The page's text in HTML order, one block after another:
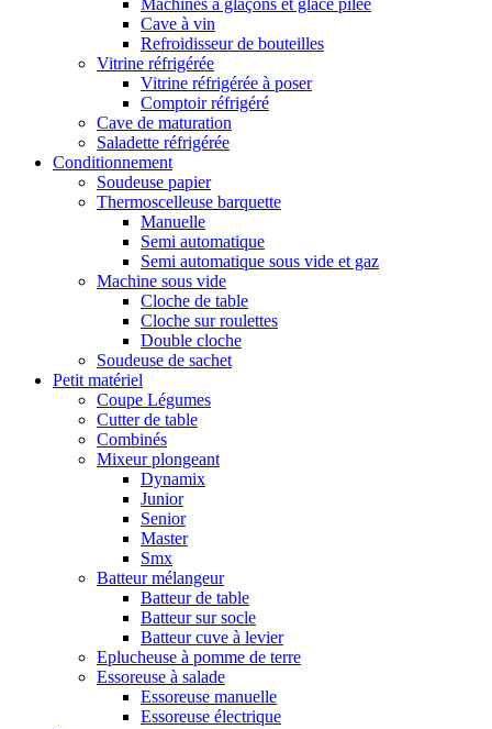
Machines à glaçons et glace pilée
Cave à vin
Refroidisseur de bouteilles
Vitrine réfrigérée
Vitrine réfrigérée à poser
Comptoir réfrigéré
Cave de maturation
Saladette réfrigérée
Conditionnement
Soudeuse papier
Thermoscelleuse barquette
Manuelle
Semi automatique
Semi automatique sous vide et gaz
Machine sous vide
Cloche de table
Cloche sur roulettes
Double cloche
Soudeuse de sachet
Petit matériel
Coupe Légumes
Cutter de table
Combinés
Mixeur plongeant
Dynamix
Junior
Senior
Master
Smx
Batteur mélangeur
Batteur de table
Batteur sur socle
Batteur cuve à levier
Eplucheuse à pomme de terre
Essoreuse à salade
Essoreuse manuelle
Essoreuse électrique